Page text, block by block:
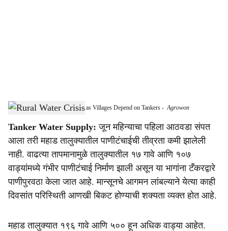
a
r
e
Water Crisis Deepens in Mahad as Villages Depend on Tankers -Agrowon
Tanker Water Supply: जून महिन्याचा पहिला आठवडा संपत
आला तरी महाड तालुक्यातील पाणीटंचाईची तीव्रता कमी झालेली
नाही. वाढत्या तापमानामुळे तालुक्यातील १७ गावे आणि १०७
वाड्यांमध्ये गंभीर पाणीटंचाई निर्माण झाली असून या भागांना टँकरद्वारे
पाणीपुरवठा केला जात आहे. मान्सूनचे आगमन लांबल्याने येत्या काही
दिवसांत परिस्थिती आणखी बिकट होण्याची शक्यता व्यक्त होत आहे.
महाड तालुक्यात १९६ गावे आणि ५०० हून अधिक वाड्या आहेत.